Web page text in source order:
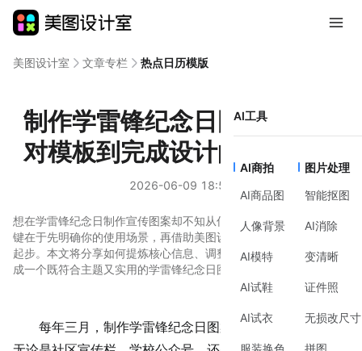
AI工具
AI商拍
AI商品图
人像背景
AI模特
AI试鞋
AI试衣
服装换色
图片处理
智能抠图
AI消除
变清晰
证件照
无损改尺寸
拼图
美图设计室 文章专栏 热点日历模版
制作学雷锋纪念日图案，从选
对模板到完成设计的实用思路
2026-06-09 18:53
想在学雷锋纪念日制作宣传图案却不知从何下手？这并非难事。关
键在于先明确你的使用场景，再借助美图设计室里丰富的模板快速
起步。本文将分享如何提炼核心信息、调整视觉元素，让你轻松完
成一个既符合主题又实用的学雷锋纪念日图案。
每年三月，制作学雷锋纪念日 图案的需求就会多起来。